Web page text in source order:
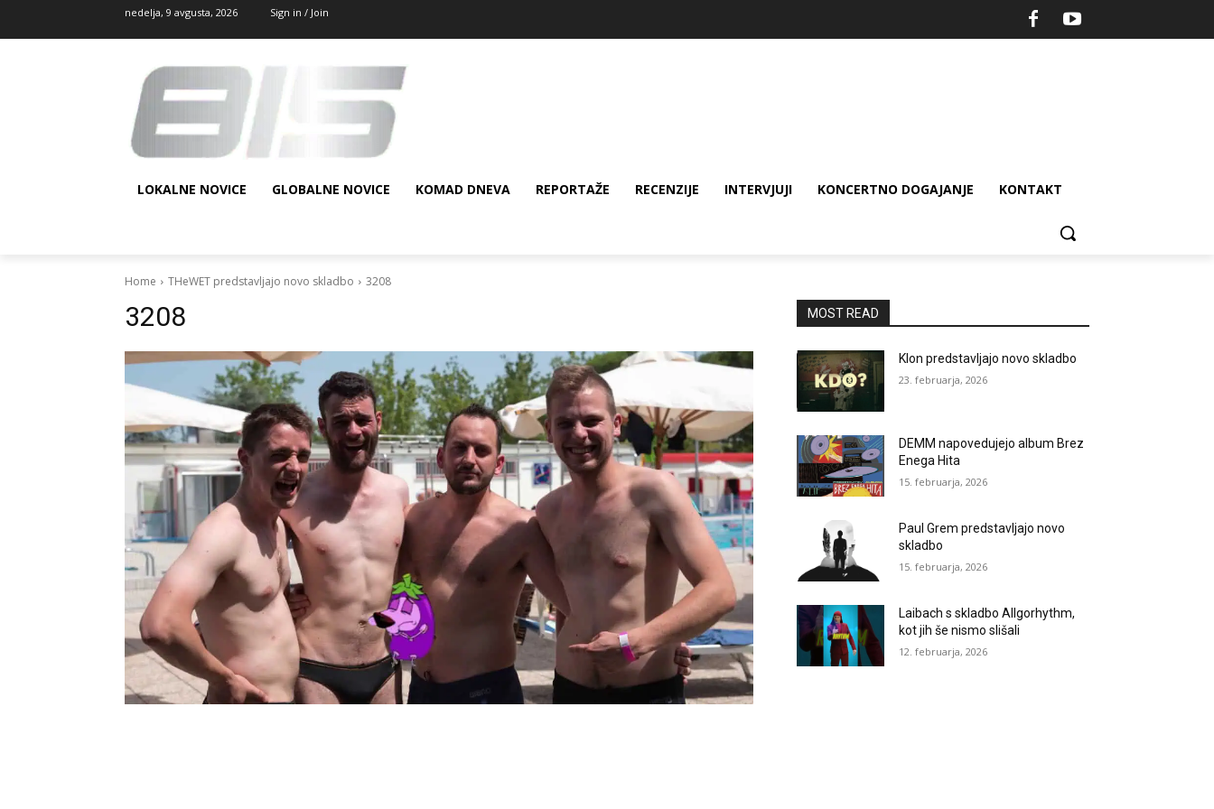
nedelja, 9 avgusta, 2026 Sign in / Join
LOKALNE NOVICE GLOBALNE NOVICE KOMAD DNEVA REPORTAŽE RECENZIJE INTERVJUJI KONCERTNO DOGAJANJE KONTAKT
Home THeWET predstavljajo novo skladbo 3208
3208 MOST READ
Klon predstavljajo novo skladbo
23. februarja, 2026
DEMM napovedujejo album Brez
Enega Hita
15. februarja, 2026
Paul Grem predstavljajo novo
skladbo
15. februarja, 2026
Laibach s skladbo Allgorhythm,
kot jih še nismo slišali
12. februarja, 2026